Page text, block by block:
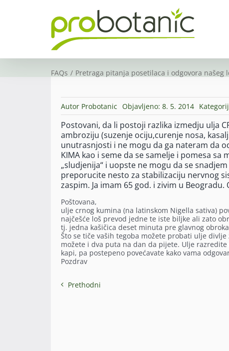
FAQs Pretraga pitanja posetilaca i odgovora našeg
Autor Probotanic Objavljeno: 8. 5. 2014
Postovani, da li postoji razlika izmedju ulja
ambroziju (suzenje ociju,curenje nosa,
unutrasnjosti i ne mogu da ga nateram da
KIMA kao i seme da se samelje i pomesa
„sludjenija“ i uopste ne mogu da se
preporucite nesto za stabilizaciju nervnog
zaspim. Ja imam 65 god. i zivim u
Poštovana,
ulje crnog kumina (na latinskom Nigella sativa)
najčešće loš prevod jedne te iste biljke ali zato
tj. jedna kašičica deset minuta pre glavnog
Što se tiče vaših tegoba možete probati ulje
možete i dva puta na dan da pijete. Ulje
kapi, pa postepeno povećavate kako vama
Pozdrav
Prethodni